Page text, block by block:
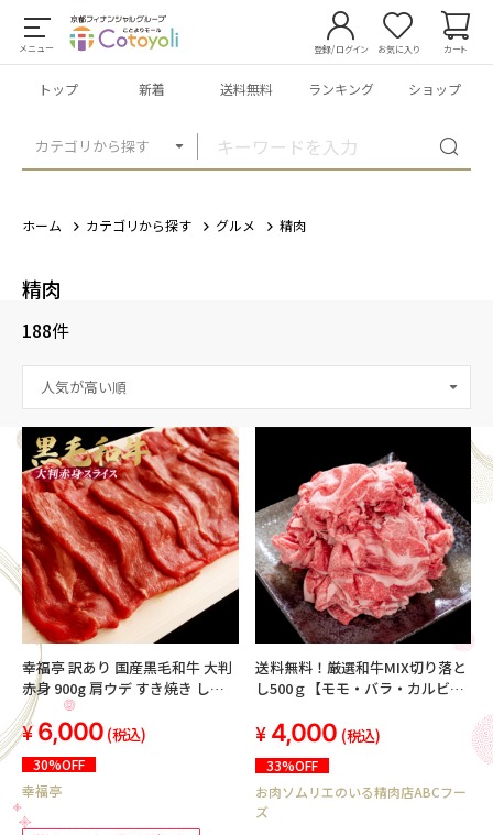
メニュー
カテゴリから探す
登録/ログイン お気に入り カート
トップ 新着 送料無料 ランキング ショップ
ホーム カテゴリから探す グルメ 精肉
精肉
188件
幸福亭 訳あり 国産黒毛和牛 大判
赤身 900g 肩ウデ すき焼き しゃ
ぶしゃぶ 牛肉 切り落とし 和牛 肉
(300g×3)
6,000 (税込)
30%OFF
幸福亭
送料無料！厳選和牛MIX切り落と
し500ｇ【モモ・バラ・カルビ・
4,000 (税込)
33%OFF
お肉ソムリエのいる精肉店ABCフー
ズ